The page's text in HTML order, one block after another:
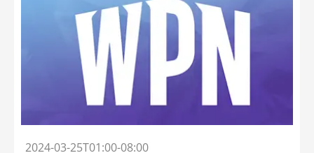
2024-03-25T01:00-08:00